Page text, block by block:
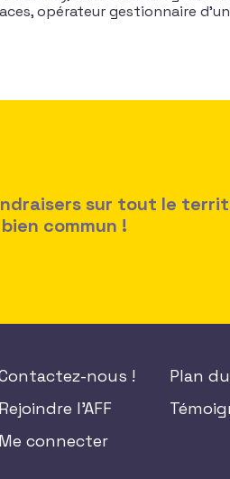
opérateur gestionnaire
sur tout le
commun !
nous !
Rejoindre l'AFF
Me connecter
Plan